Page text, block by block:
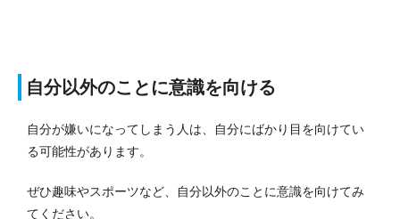
自分以外のことに意識を向ける
自分が嫌いになってしまう人は、自分にばかり目を向けてい
る可能性があります。
ぜひ趣味やスポーツなど、自分以外のことに意識を向けてみ
てください。